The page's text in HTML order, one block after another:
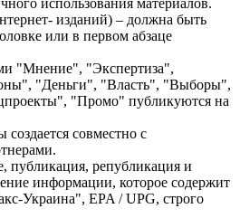
использования материалов.
изданий) – должна быть
или в первом абзаце
"Мнение", "Экспертиза",
"Деньги", "Власть", "Выборы",
"Промо" публикуются на
совместно с
публикация, републикация и
информации, которое содержит
Украина", EPA / UPG, строго